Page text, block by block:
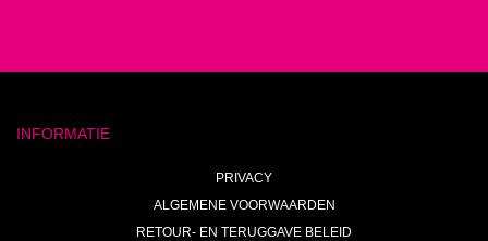
INFORMATIE
PRIVACY
ALGEMENE VOORWAARDEN
RETOUR- EN TERUGGAVE BELEID